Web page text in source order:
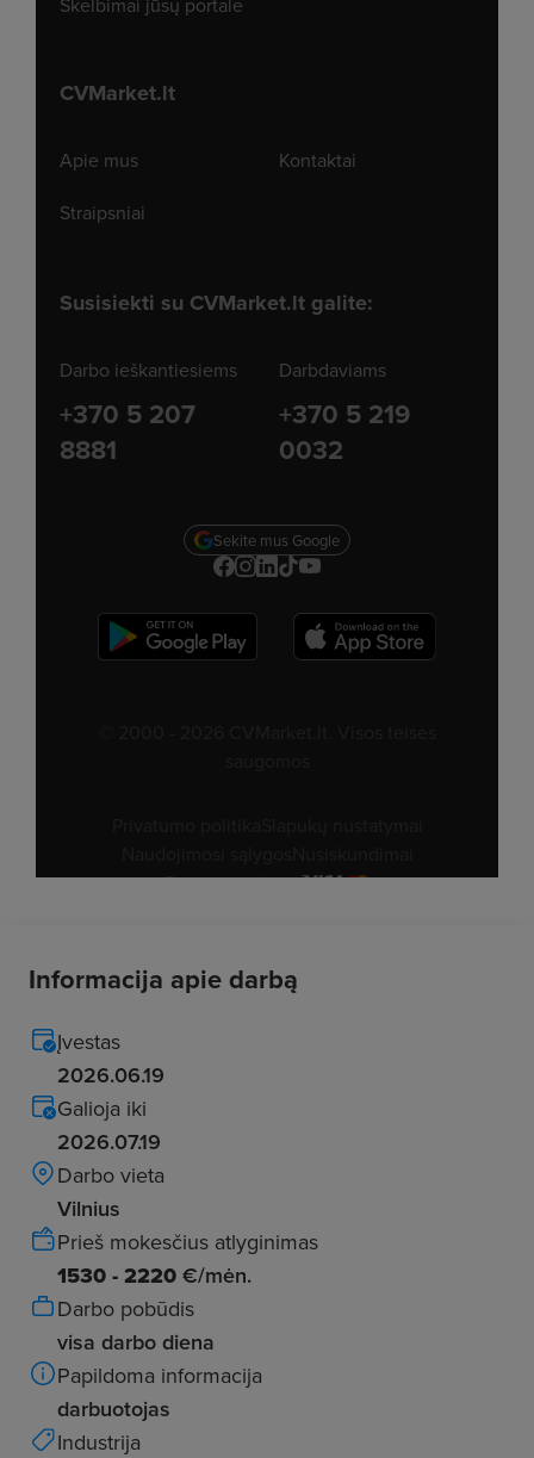
Informacija apie darbą
Įvestas
2026.06.19
Galioja iki
2026.07.19
Darbo vieta
Vilnius
Prieš mokesčius atlyginimas
1530 - 2220 €/mėn.
Darbo pobūdis
visa darbo diena
Papildoma informacija
darbuotojas
Industrija